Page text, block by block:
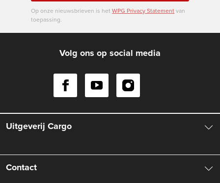
Op onze nieuwsbrieven is hetWPG Privacy Statementvan
toepassing.
Volg ons op social media
Uitgeverij Cargo
Over ons
Contact